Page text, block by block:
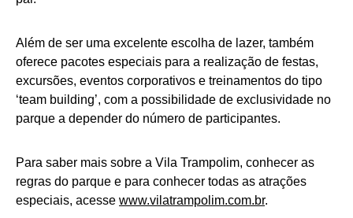
Além de ser uma excelente escolha de lazer, também
oferece pacotes especiais para a realização de festas,
excursões, eventos corporativos e treinamentos do tipo
‘team building’, com a possibilidade de exclusividade no
parque a depender do número de participantes.
Para saber mais sobre a Vila Trampolim, conhecer as
regras do parque e para conhecer todas as atrações
especiais, acesse www.vilatrampolim.com.br.